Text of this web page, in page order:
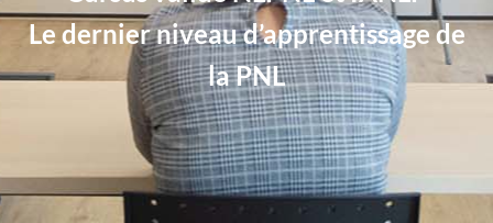
Le dernier niveau d’apprentissage de
la PNL